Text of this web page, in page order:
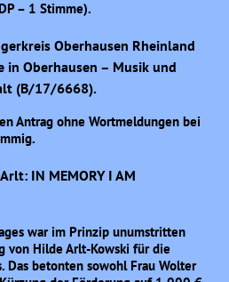
– 1 Stimme).
Oberhausen Rheinland
in Oberhausen – Musik und
(B/17/6668).
Antrag ohne Wortmeldungen bei
IN MEMORY I AM
war im Prinzip unumstritten
von Hilde Arlt-Kowski für die
Das betonten sowohl Frau Wolter